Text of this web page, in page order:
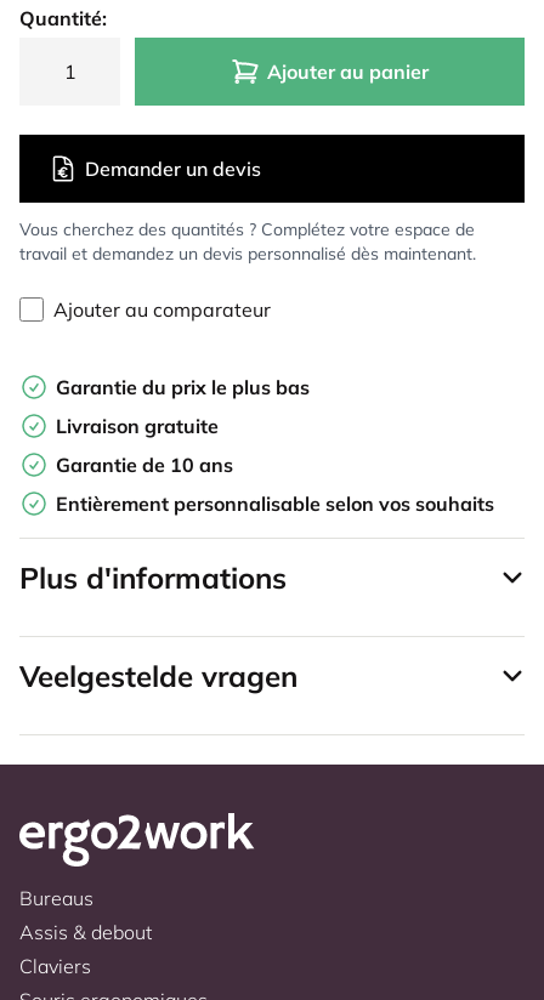
Quantité:
Ajouter au panier
Vous cherchez des quantités ? Complétez votre espace de
travail et demandez un devis personnalisé dès maintenant.
Demander un devis
Ajouter au comparateur
Garantie du prix le plus bas
Livraison gratuite
Garantie de 10 ans
Entièrement personnalisable selon vos souhaits
Plus d'informations
Veelgestelde vragen
Bureaus
Assis & debout
Claviers